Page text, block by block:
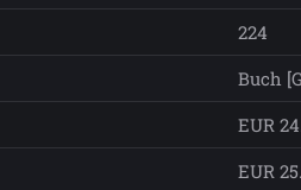
224
Buch
EUR
EUR